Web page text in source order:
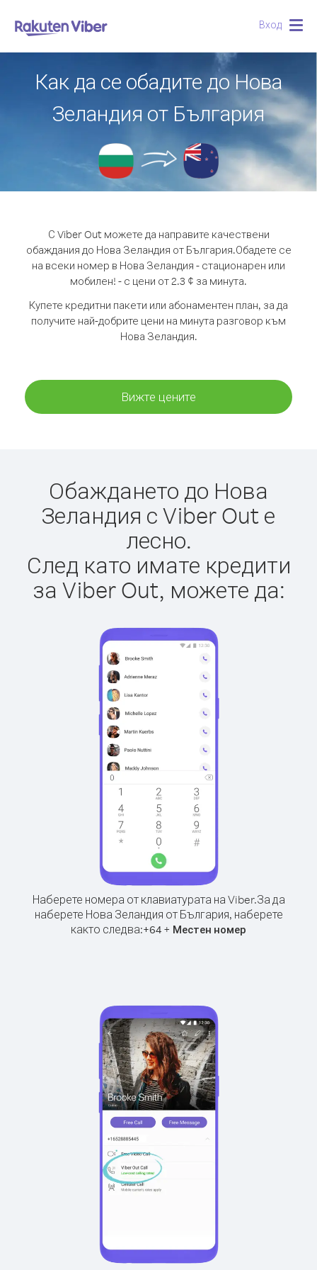
Вход
Как да се обадите до Нова
Зеландия от България
С Viber Out можете да направите качествени
обаждания до Нова Зеландия от България.Обадете се
на всеки номер в Нова Зеландия - стационарен или
мобилен! - с цени от 2.3 ¢ за минута.
Купете кредитни пакети или абонаментен план, за да
получите най-добрите цени на минута разговор към
Нова Зеландия.
Вижте цените
Обаждането до Нова
Зеландия с Viber Out е
лесно.
След като имате кредити
за Viber Out, можете да:
Наберете номера от клавиатурата на Viber.За да
наберете Нова Зеландия от България, наберете
както следва:+64 + Местен номер